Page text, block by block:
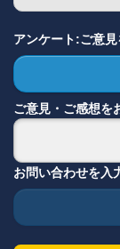
アンケート:ご意
ご意見・ご感想を
お問い合わせを入